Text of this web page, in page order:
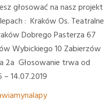
głosować na nasz projekt
: Kraków Os. Teatralne
Dobrego Pasterza 67
Wybickiego 10 Zabierzów
2a Głosowanie trwa od
– 14.07.2019